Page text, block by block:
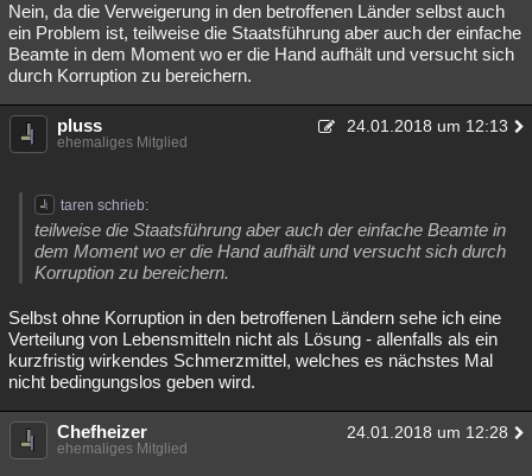
Astronomie Helpdesk Gruppen Gaming Filme
Musik Clash Verbesserungen
Übersichten
Besucht
Lesenswert Schlüsselwörter
Nein, da die Verweigerung in den betroffenen Länder selbst auch
ein Problem ist, teilweise die Staatsführung aber auch der einfache
Beamte in dem Moment wo er die Hand aufhält und versucht sich
durch Korruption zu bereichern.
pluss 24.01.2018 um 12:13
ehemaliges Mitglied
taren schrieb:
teilweise die Staatsführung aber auch der einfache Beamte in
dem Moment wo er die Hand aufhält und versucht sich durch
Korruption zu bereichern.
Selbst ohne Korruption in den betroffenen Ländern sehe ich eine
Verteilung von Lebensmitteln nicht als Lösung - allenfalls als ein
kurzfristig wirkendes Schmerzmittel, welches es nächstes Mal
nicht bedingungslos geben wird.
Chefheizer 24.01.2018 um 12:28
ehemaliges Mitglied